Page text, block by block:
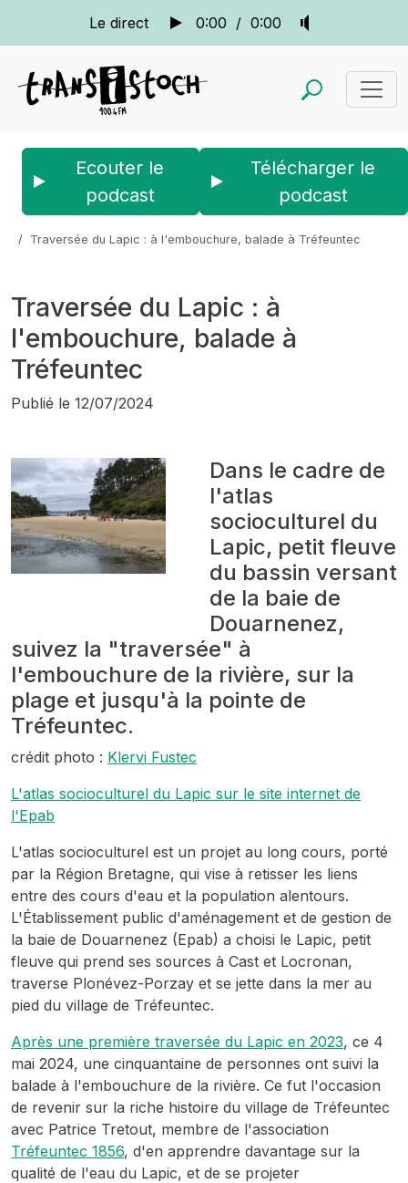
Le direct 0:00 / 0:00
Ecouter le
podcast
Télécharger le
podcast
Traversée du Lapic : à l'embouchure, balade à Tréfeuntec
Traversée du Lapic : à
l'embouchure, balade à
Tréfeuntec
Publié le 12/07/2024
Dans le cadre de
l'atlas
socioculturel du
Lapic, petit fleuve
du bassin versant
de la baie de
Douarnenez,
suivez la "traversée" à
l'embouchure de la rivière, sur la
plage et jusqu'à la pointe de
Tréfeuntec.
crédit photo : Klervi Fustec
L'atlas socioculturel du Lapic sur le site internet de
l'Epab
L'atlas socioculturel est un projet au long cours, porté
par la Région Bretagne, qui vise à retisser les liens
entre des cours d'eau et la population alentours.
L'Établissement public d'aménagement et de gestion de
la baie de Douarnenez (Epab) a choisi le Lapic, petit
fleuve qui prend ses sources à Cast et Locronan,
traverse Plonévez-Porzay et se jette dans la mer au
pied du village de Tréfeuntec.
Après une première traversée du Lapic en 2023, ce 4
mai 2024, une cinquantaine de personnes ont suivi la
balade à l'embouchure de la rivière. Ce fut l'occasion
de revenir sur la riche histoire du village de Tréfeuntec
avec Patrice Tretout, membre de l'association
Tréfeuntec 1856, d'en apprendre davantage sur la
qualité de l'eau du Lapic, et de se projeter